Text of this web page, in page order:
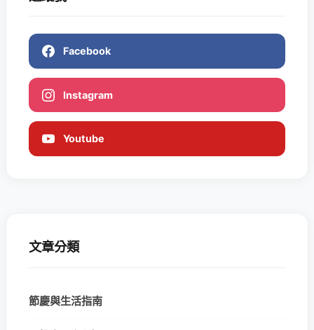
Facebook
Instagram
Youtube
文章分類
節慶與生活指南